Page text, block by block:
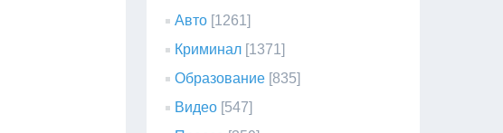
Авто [1261]
Криминал [1371]
Образование [835]
Видео [547]